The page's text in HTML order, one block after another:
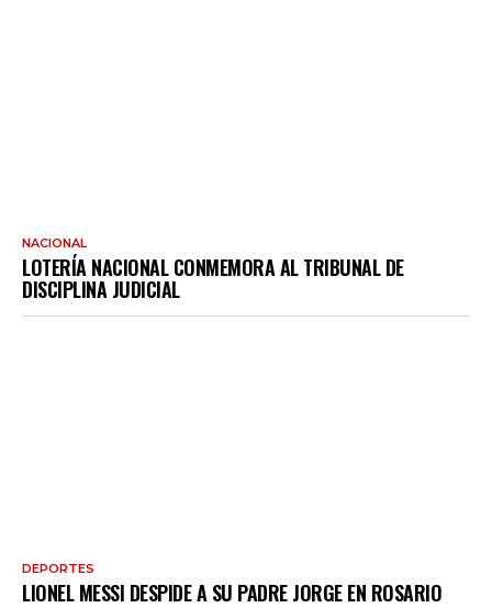
NACIONAL
LOTERÍA NACIONAL CONMEMORA AL TRIBUNAL DE
DISCIPLINA JUDICIAL
DEPORTES
LIONEL MESSI DESPIDE A SU PADRE JORGE EN ROSARIO